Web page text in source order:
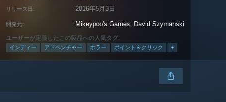
リリース日: 2016年5月3日
開発元: Mikeypoo's Games, David Szymanski
ユーザーが定義したこの製品への人気タグ:
インディー アドベンチャー ホラー ポイント＆クリック +